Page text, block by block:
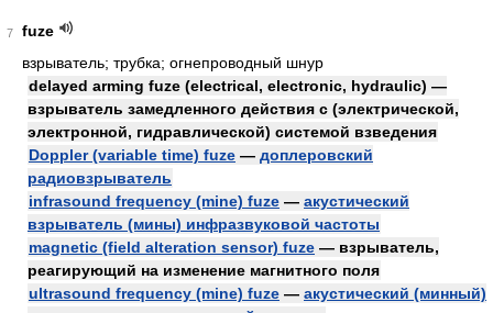
7
fuze
взрыватель; трубка; огнепроводный шнур
delayed arming fuze (electrical, electronic, hydraulic) —
взрыватель замедленного действия с (электрической,
электронной, гидравлической) системой взведения
Doppler (variable time) fuze — доплеровский
радиовзрыватель
infrasound frequency (mine) fuze — акустический
взрыватель (мины) инфразвуковой частоты
magnetic (field alteration sensor) fuze — взрыватель,
реагирующий на изменение магнитного поля
ultrasound frequency (mine) fuze — акустический (минный)